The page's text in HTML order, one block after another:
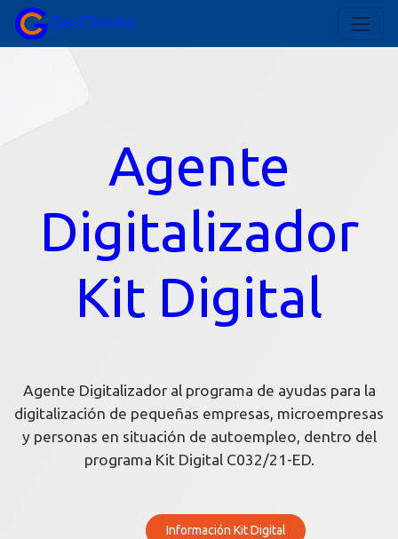
Agente
Digitalizador
Kit Digital
Agente Digitalizador al programa de ayudas para la
digitalización de pequeñas empresas, microempresas
y personas en situación de autoempleo, dentro del
programa Kit Digital C032/21-ED.
Información Kit Digital